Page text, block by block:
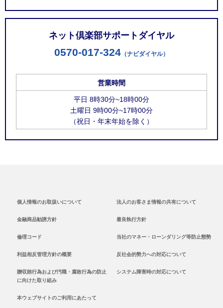
ネット倶楽部サポートダイヤル
0570-017-324 （ナビダイヤル）
営業時間
平日 8時30分~18時00分
土曜日 9時00分~17時00分
（祝日・年末年始を除く）
個人情報のお取扱いについて 法人のお客さま情報の共有について
金融商品勧誘方針 最良執行方針
倫理コード 当社のマネー・ローンダリング等防止態勢
利益相反管理方針の概要 反社会的勢力への対応について
贈収賄行為および汚職・腐敗行為の防止
に向けた取り組み
システム障害時の対応について
本ウェブサイトのご利用にあたって